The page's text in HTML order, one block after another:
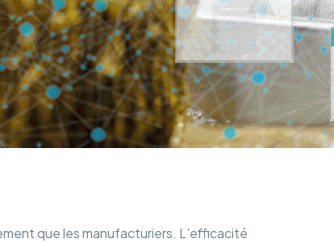
que les manufacturiers. L’efficacité